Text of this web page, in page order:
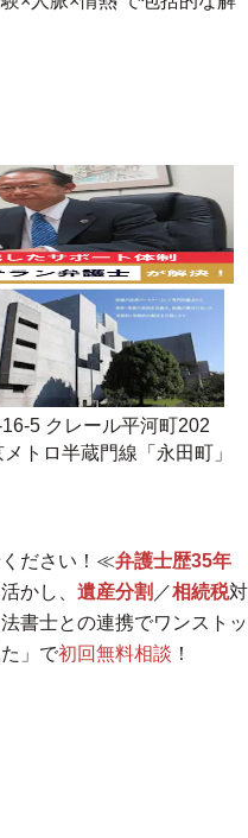
5 クレール平河町202
トロ半蔵門線「永田町」
ください！≪弁護士歴35年
かし、 遺産分割 ／相続税対
書士との連携でワンストッ
」で初回無料相談 ！